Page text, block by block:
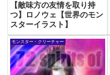
【敵味方の友情を取り持
つ】ロノウェ【世界のモン
スターイラスト】
モンスター・クリーチャー